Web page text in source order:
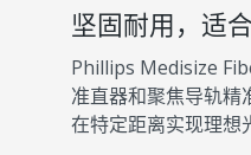
坚固耐用，适
Phillips Medisize
准直器和聚焦导轨精
在特定距离实现理想